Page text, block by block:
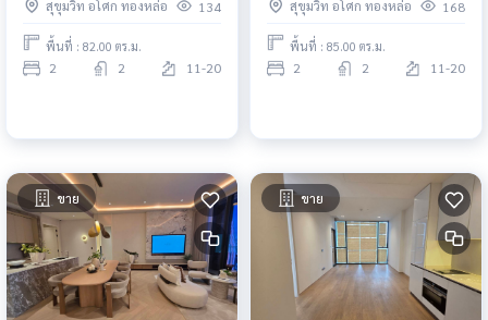
สุขุมวิท อโศก ทองหล่อ
134
พื้นที่ : 82.00 ตร.ม.
2 2 11-20
สุขุมวิท อโศก ทองหล่อ
168
พื้นที่ : 85.00 ตร.ม.
2 2 11-20
ขาย ขาย